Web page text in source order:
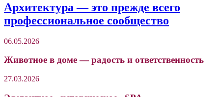
Архитектура — это прежде всего
профессиональное сообщество
06.05.2026
Животное в доме — радость и ответственность
27.03.2026